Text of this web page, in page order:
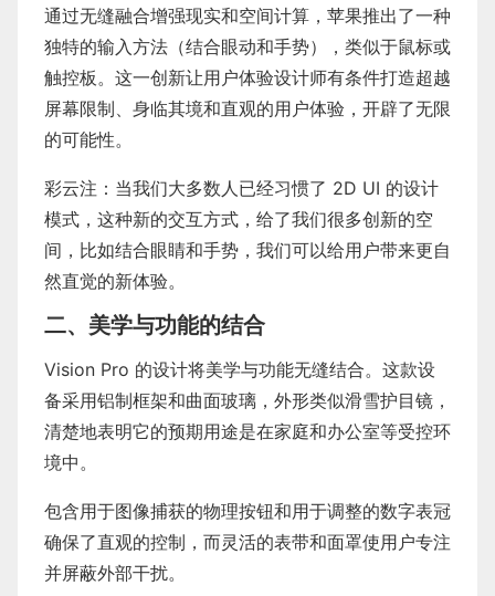
通过无缝融合增强现实和空间计算，苹果推出了一种
独特的输入方法（结合眼动和手势），类似于鼠标或
触控板。这一创新让用户体验设计师有条件打造超越
屏幕限制、身临其境和直观的用户体验，开辟了无限
的可能性。
彩云注：当我们大多数人已经习惯了 2D UI 的设计
模式，这种新的交互方式，给了我们很多创新的空
间，比如结合眼睛和手势，我们可以给用户带来更自
然直觉的新体验。
二、美学与功能的结合
Vision Pro 的设计将美学与功能无缝结合。这款设
备采用铝制框架和曲面玻璃，外形类似滑雪护目镜，
清楚地表明它的预期用途是在家庭和办公室等受控环
境中。
包含用于图像捕获的物理按钮和用于调整的数字表冠
确保了直观的控制，而灵活的表带和面罩使用户专注
并屏蔽外部干扰。